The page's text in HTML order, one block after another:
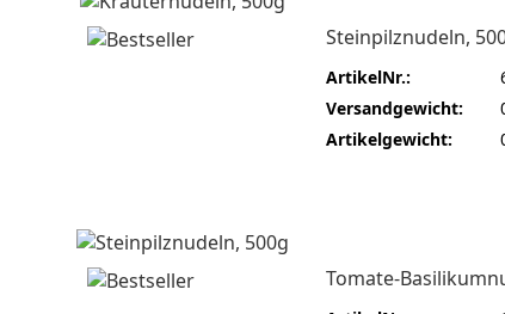
Steinpilznudeln,
ArtikelNr.:
Versandgewicht:
Artikelgewicht:
Tomate-